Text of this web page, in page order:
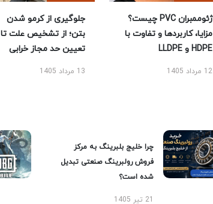
ژئوممبران PVC چیست؟
مزایا، کاربردها و تفاوت با
HDPE و LLDPE
12 مرداد 1405
جلوگیری از کرمو شدن
بتن؛ از تشخیص علت تا
تعیین حد مجاز خرابی
13 مرداد 1405
چرا خلیج بلبرینگ به مرکز
فروش رولبرینگ صنعتی تبدیل
شده است؟
21 تیر 1405